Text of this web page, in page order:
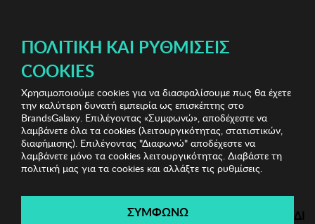
Biston Ανδρικά Σορτς-Βερμούδες
Ανδρική
Βερμούδα BISTON
Biston
Λήγει σε: 00ημέρες | 00ώρες 00λεπτά 00δευτ.
ΠΟΛΙΤΙΚΉ ΚΑΙ ΡΥΘΜΊΣΕΙΣ
COOKIES
Χρησιμοποιούμε cookies για να διασφαλίσουμε πως θα έχετε
την καλύτερη δυνατή εμπειρία ως επισκέπτης στο
BrandsGalaxy. Επιλέγοντας «Συμφωνώ», αποδέχεστε να
λαμβάνετε όλα τα cookies (λειτουργικότητας, στατιστικών,
διαφήμισης). Επιλέγοντας "Διαφωνώ" αποδέχεστε να
λαμβάνετε μόνο τα cookies λειτουργικότητας. Διαβάστε τη
πολιτική μας για τα cookies και αλλάξτε τις ρυθμίσεις.
ΣΥΜΦΩΝΩ